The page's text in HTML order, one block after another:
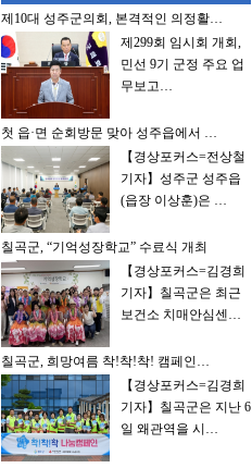
제10대 성주군의회, 본격적인 의정활…
제299회 임시회 개회,
민선 9기 군정 주요 업
무보고…
첫 읍·면 순회방문 맞아 성주읍에서 …
【경상포커스=전상철
기자】성주군 성주읍
(읍장 이상훈)은 …
칠곡군, “기억성장학교” 수료식 개최
【경상포커스=김경희
기자】칠곡군은 최근
보건소 치매안심센…
칠곡군, 희망여름 착!착!착! 캠페인…
【경상포커스=김경희
기자】칠곡군은 지난 6
일 왜관역을 시…